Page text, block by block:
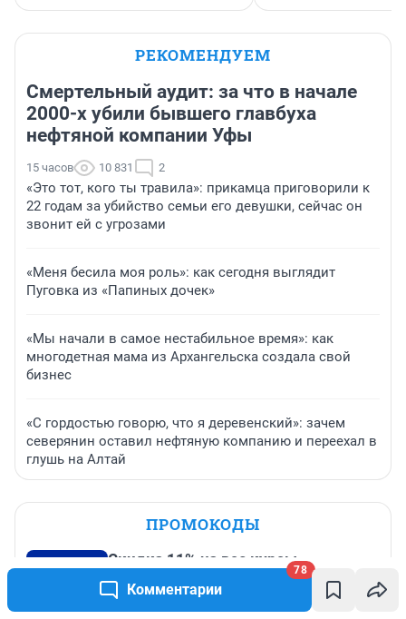
Комментарии
78
РЕКОМЕНДУЕМ
Смертельный аудит: за что в начале
2000-х убили бывшего главбуха
нефтяной компании Уфы
15 часов 10 831 2
«Это тот, кого ты травила»: прикамца приговорили к
22 годам за убийство семьи его девушки, сейчас он
звонит ей с угрозами
«Меня бесила моя роль»: как сегодня выглядит
Пуговка из «Папиных дочек»
«Мы начали в самое нестабильное время»: как
многодетная мама из Архангельска создала свой
бизнес
«С гордостью говорю, что я деревенский»: зачем
северянин оставил нефтяную компанию и переехал в
глушь на Алтай
ПРОМОКОДЫ
Скидка 11% на все курсы
До 31 августа, 2026